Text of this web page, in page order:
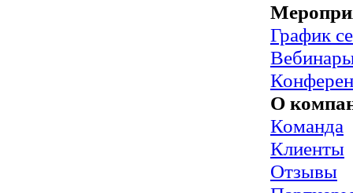
График
О
Команда
Клиенты
Отзывы